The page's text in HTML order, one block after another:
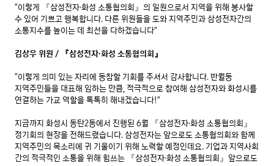
“이렇게 『삼성전자·화성 소통협의회』의 일원으로서 지역을 위해 봉사할
수 있어 기쁘고 행복합니다. 다른 위원들을 도와 지역주민과 삼성전자간의
소통지수를 높이는 데 최선을 다하겠습니다”
김상우 위원 / 『삼성전자·화성 소통협의회』
“이렇게 의미 있는 자리에 동참할 기회를 주셔서 감사합니다. 반월동
지역주민들을 대표해 임하는 만큼, 적극적으로 참여해 삼성전자와 화성시를
연결하는 가교 역할을 톡톡히 해내겠습니다!”
지금까지 화성시 동탄2동에서 진행된 6월 『삼성전자·화성 소통협의회』
정기회의 현장을 전해드렸습니다. 삼성전자는 앞으로도 소통협의회와 함께
지역주민의 목소리에 귀 기울이기 위해 노력할 예정인데요. 기업과 지역사회
간의 적극적인 소통을 위해 힘쓰는 『삼성전자·화성 소통협의회』앞으로도